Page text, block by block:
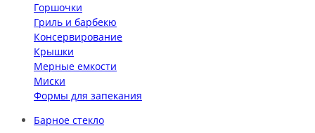
Горшочки
Гриль и барбекю
Консервирование
Крышки
Мерные емкости
Миски
Формы для запекания
Барное стекло